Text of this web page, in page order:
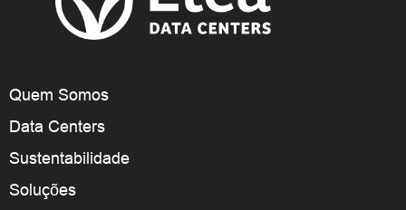
Quem Somos
Data Centers
Sustentabilidade
Soluções